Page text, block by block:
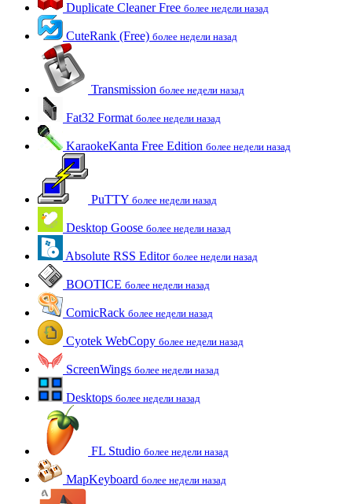
Duplicate Cleaner Free более недели назад
CuteRank (Free) более недели назад
Transmission более недели назад
Fat32 Format более недели назад
KaraokeKanta Free Edition более недели назад
PuTTY более недели назад
Desktop Goose более недели назад
Absolute RSS Editor более недели назад
BOOTICE более недели назад
ComicRack более недели назад
Cyotek WebCopy более недели назад
ScreenWings более недели назад
Desktops более недели назад
FL Studio более недели назад
MapKeyboard более недели назад